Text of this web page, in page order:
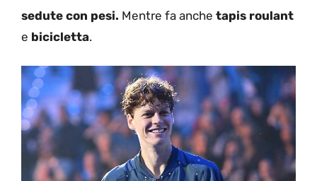
sedute con pesi. Mentre fa anche tapis roulant
e bicicletta.